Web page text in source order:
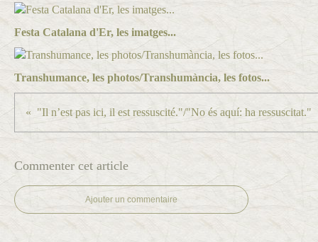
Festa Catalana d'Er, les imatges...
Transhumance, les photos/Transhumància, les fotos...
"Il n’est pas ici, il est ressuscité."/"No és aquí: ha ressuscitat."
Commenter cet article
Ajouter un commentaire